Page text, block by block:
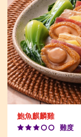
鮑魚麒麟雞
難度